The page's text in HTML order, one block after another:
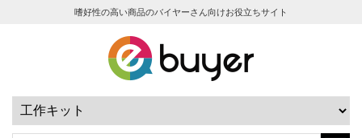
嗜好性の高い商品のバイヤーさん向けお役立ちサイト